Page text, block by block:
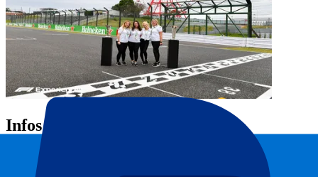
Infos Rennstrecke
Suzuka Rennstrecken Infos